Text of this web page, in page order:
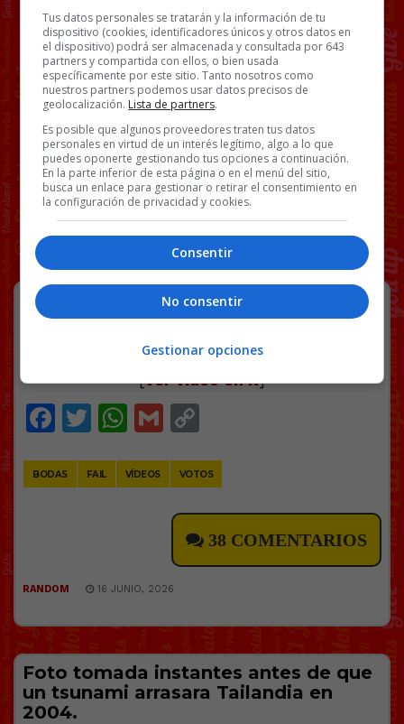
Sonaba mejor en su imaginación.
[Ver vídeo en X]
Facebook
Twitter
WhatsApp
Gmail
BODAS FAIL VÍDEOS VOTOS
38 COMENTARIOS
RANDOM 16 JUNIO, 2026
Foto tomada instantes antes de que
un tsunami arrasara Tailandia en
2004.
Tus datos personales se tratarán y la información de tu
dispositivo (cookies, identificadores únicos y otros datos en
el dispositivo) podrá ser almacenada y consultada por 643
partners y compartida con ellos, o bien usada
específicamente por este sitio. Tanto nosotros como
nuestros partners podemos usar datos precisos de
geolocalización. Lista de partners.
Es posible que algunos proveedores traten tus datos
personales en virtud de un interés legítimo, algo a lo que
puedes oponerte gestionando tus opciones a continuación.
En la parte inferior de esta página o en el menú del sitio,
busca un enlace para gestionar o retirar el consentimiento en
la configuración de privacidad y cookies.
Consentir
No consentir
Gestionar opciones